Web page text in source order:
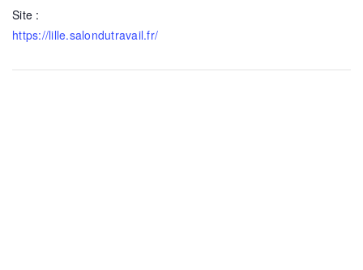
Site :
https://lille.salondutravail.fr/